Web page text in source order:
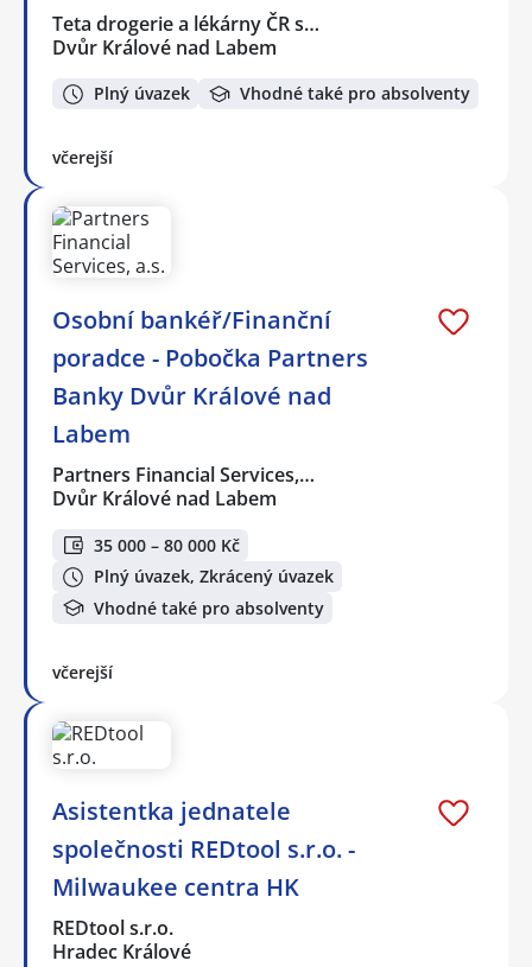
Teta drogerie a lékárny ČR s…
Dvůr Králové nad Labem
Plný úvazek Vhodné také pro absolventy
včerejší
Osobní bankéř/Finanční
poradce - Pobočka Partners
Banky Dvůr Králové nad
Labem
Partners Financial Services,…
Dvůr Králové nad Labem
35 000 – 80 000 Kč
Plný úvazek, Zkrácený úvazek
Vhodné také pro absolventy
včerejší
Asistentka jednatele
společnosti REDtool s.r.o. -
Milwaukee centra HK
REDtool s.r.o.
Hradec Králové